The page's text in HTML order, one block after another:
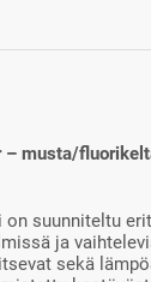
– musta/
on suunniteltu
ja
sekä